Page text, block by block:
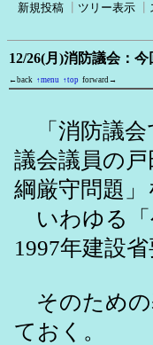
新規投稿 ツリー表示
12/26(月)消防議会：
←back ↑menu ↑top forward→
「消防議会
議会議員の
綱厳守問題」
いわゆる「
1997年建設
そのための
ておく。